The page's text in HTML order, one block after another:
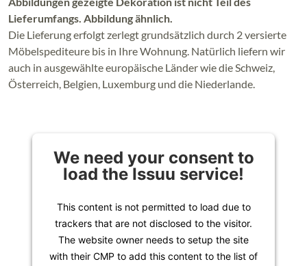
Lieferumfangs. Abbildung ähnlich.
Die Lieferung erfolgt zerlegt grundsätzlich durch 2 versierte
Möbelspediteure bis in Ihre Wohnung. Natürlich liefern wir
auch in ausgewählte europäische Länder wie die Schweiz,
Österreich, Belgien, Luxemburg und die Niederlande.
We need your consent to
load the Issuu service!
This content is not permitted to load due to
trackers that are not disclosed to the visitor.
The website owner needs to setup the site
with their CMP to add this content to the list of